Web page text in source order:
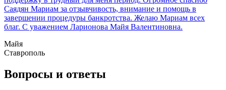
Саядян Мариам за отзывчивость, внимание и помощь в
завершении процедуры банкротства. Желаю Мариам всех
благ. С уважением Ларионова Майя Валентиновна.
Майя
Ставрополь
Вопросы и ответы